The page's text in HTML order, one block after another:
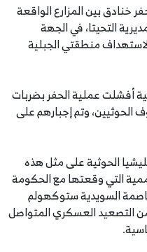
خنادق بين المزارع الواقعة
التحيتا، في الجهة
منطقتي الجبلية
أفشلت عملية الحفر بضربات
وتم إجبارهم على
الحوثية على مثل هذه
التي وقعتها مع الحكومة
ديسمبر 2018 في العاصمة السويدية ستوكهولم
التصعيد العسكري المتواصل